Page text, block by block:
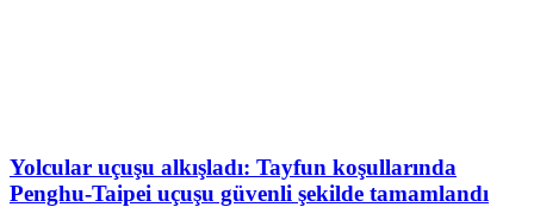
Yolcular uçuşu alkışladı: Tayfun koşullarında
Penghu-Taipei uçuşu güvenli şekilde tamamlandı